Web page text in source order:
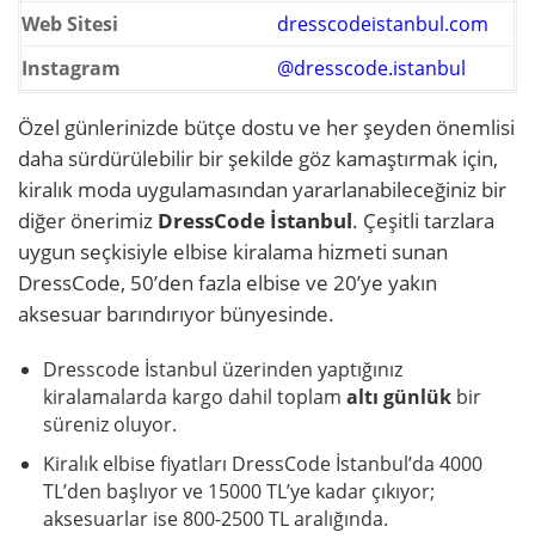
Web Sitesi
dresscodeistanbul.com
Instagram
@dresscode.istanbul
Özel günlerinizde bütçe dostu ve her şeyden önemlisi
daha sürdürülebilir bir şekilde göz kamaştırmak için,
kiralık moda uygulamasından yararlanabileceğiniz bir
diğer önerimiz DressCode İstanbul. Çeşitli tarzlara
uygun seçkisiyle elbise kiralama hizmeti sunan
DressCode, 50’den fazla elbise ve 20’ye yakın
aksesuar barındırıyor bünyesinde.
Dresscode İstanbul üzerinden yaptığınız
kiralamalarda kargo dahil toplam altı günlük bir
süreniz oluyor.
Kiralık elbise fiyatları DressCode İstanbul’da 4000
TL’den başlıyor ve 15000 TL’ye kadar çıkıyor;
aksesuarlar ise 800-2500 TL aralığında.